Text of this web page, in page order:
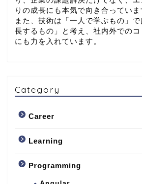
りの成長にも本気で向き合っていま
また、技術は「一人で学ぶもの」
長するもの」と考え、社内外でのコ
にも力を入れています。
Category
Career
Learning
Programming